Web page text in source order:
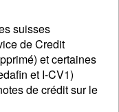
suisses
de Credit
et certaines
et I-CV1)
de crédit sur le